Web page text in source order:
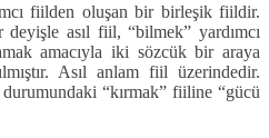
fiilden oluşan bir birleşik fiildir.
asıl fiil, “bilmek” yardımcı
amacıyla iki sözcük bir araya
Asıl anlam fiil üzerindedir.
“kırmak” fiiline “gücü